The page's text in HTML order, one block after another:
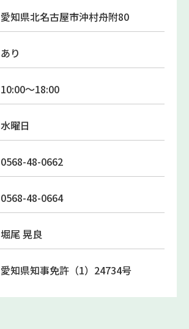
愛知県北名古屋市沖村舟附80
あり
10:00～18:00
水曜日
0568-48-0662
0568-48-0664
堀尾 晃良
愛知県知事免許（1）24734号